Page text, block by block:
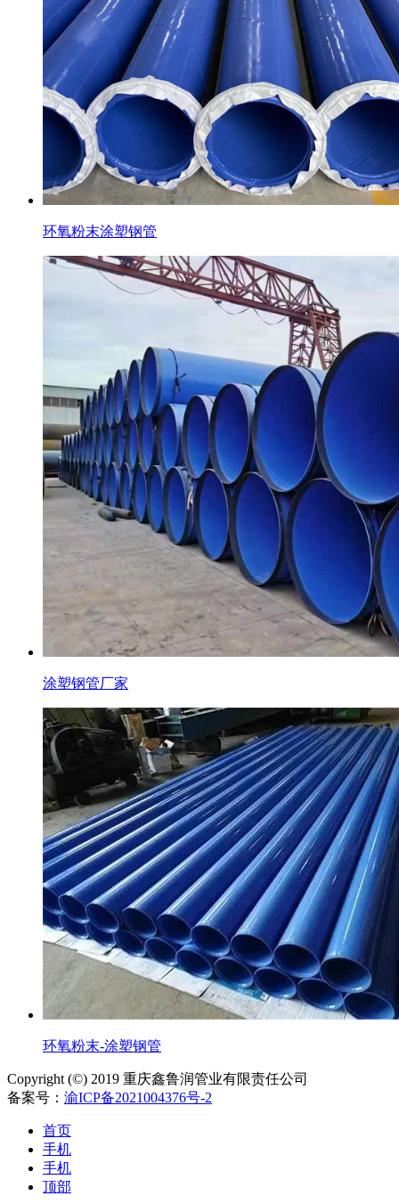
环氧粉末涂塑钢管
涂塑钢管厂家
环氧粉末-涂塑钢管
Copyright (©) 2019 重庆鑫鲁润管业有限责任公司
备案号： 渝ICP备2021004376号-2
首页
手机
手机
顶部